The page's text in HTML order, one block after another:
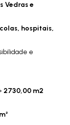
Vedras e
hospitais,
e
2730,00 m2